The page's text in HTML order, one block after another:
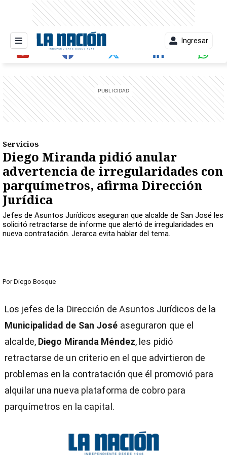
Ingresar
Servicios
Diego Miranda pidió anular
advertencia de irregularidades con
parquímetros, afirma Dirección
Jurídica
Jefes de Asuntos Jurídicos aseguran que alcalde de San José les
solicitó retractarse de informe que alertó de irregularidades en
nueva contratación. Jerarca evita hablar del tema.
Por Diego Bosque
Los jefes de la Dirección de Asuntos Jurídicos de la
Municipalidad de San José aseguraron que el
alcalde, Diego Miranda Méndez, les pidió
retractarse de un criterio en el que advirtieron de
problemas en la contratación que él promovió para
alquilar una nueva plataforma de cobro para
parquímetros en la capital.